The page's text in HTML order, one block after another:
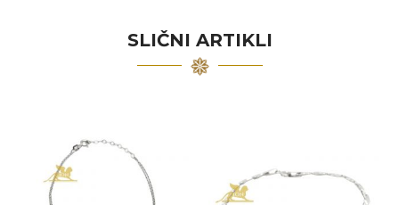
SLIČNI ARTIKLI